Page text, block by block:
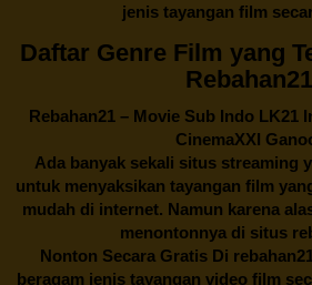
jenis tayangan film
Daftar Genre Film yang
Rebahan21
Rebahan21 – Movie Sub Indo LK21
CinemaXXI
Ada banyak sekali situs streaming
untuk menyaksikan tayangan film
mudah di internet. Namun karena
menontonnya di situs
Nonton Secara Gratis Di
beragam jenis tayangan video film